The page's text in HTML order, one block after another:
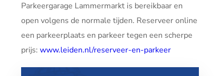
Parkeergarage Lammermarkt is bereikbaar en
open volgens de normale tijden. Reserveer online
een parkeerplaats en parkeer tegen een scherpe
prijs: www.leiden.nl/reserveer-en-parkeer